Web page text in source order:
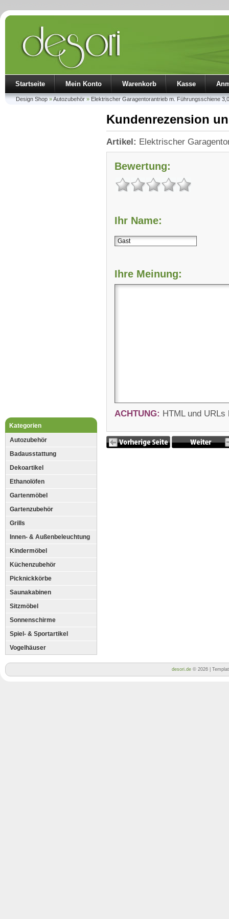
Startseite Mein Konto Warenkorb Kasse
Design Shop»Autozubehör»Elektrischer Garagentorantrieb m. Führungsschiene
Kategorien
Autozubehör
Badausstattung
Dekoartikel
Ethanolöfen
Gartenmöbel
Gartenzubehör
Grills
Innen- & Außenbeleuchtung
Kindermöbel
Küchenzubehör
Picknickkörbe
Saunakabinen
Sitzmöbel
Sonnenschirme
Spiel- & Sportartikel
Vogelhäuser
Kundenrezension
Artikel: Elektrischer
Bewertung:
Ihr Name:
Ihre Meinung:
ACHTUNG: HTML und
desori.de © 2026 |